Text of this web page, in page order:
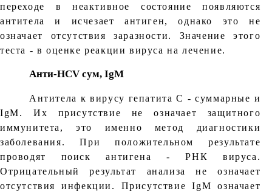
переходе в неактивное состояние появляются
антитела и исчезает антиген, однако это не
означает отсутствия заразности. Значение этого
теста - в оценке реакции вируса на лечение.
Анти-HCV сум, IgM
Антитела к вирусу гепатита С - суммарные и
IgM. Их присутствие не означает защитного
иммунитета, это именно метод диагностики
заболевания. При положительном результате
проводят поиск антигена - РНК вируса.
Отрицательный результат анализа не означает
отсутствия инфекции. Присутствие IgM означает